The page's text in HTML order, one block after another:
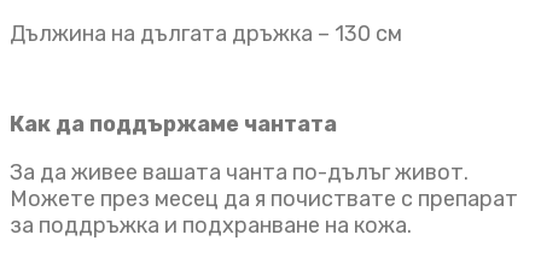
Дължина на дългата дръжка – 130 см
Как да поддържаме чантата
За да живее вашата чанта по-дълъг живот.
Можете през месец да я почиствате с препарат
за поддръжка и подхранване на кожа.